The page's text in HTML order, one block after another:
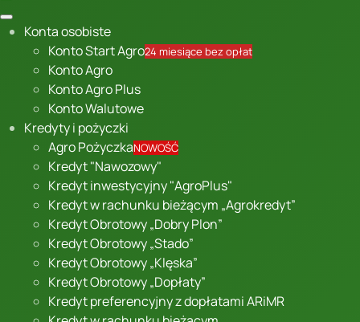
Konta osobiste
Konto Start Agro24 miesiące bez opłat
Konto Agro
Konto Agro Plus
Konto Walutowe
Kredyty i pożyczki
Agro PożyczkaNOWOŚĆ
Kredyt "Nawozowy"
Kredyt inwestycyjny "AgroPlus"
Kredyt w rachunku bieżącym „Agrokredyt”
Kredyt Obrotowy „Dobry Plon”
Kredyt Obrotowy „Stado”
Kredyt Obrotowy „Klęska”
Kredyt Obrotowy „Dopłaty”
Kredyt preferencyjny z dopłatami ARiMR